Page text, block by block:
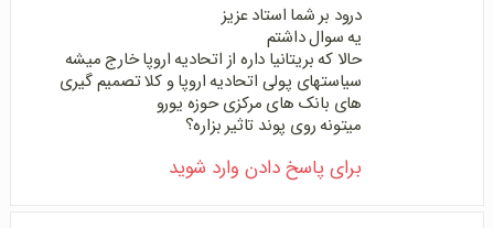
درود بر شما استاد عزیز
یه سوال داشتم
حالا که بریتانیا داره از اتحادیه اروپا خارج میشه
سیاستهای پولی اتحادیه اروپا و کلا تصمیم گیری
های بانک های مرکزی حوزه یورو
میتونه روی پوند تاثیر بزاره؟
برای پاسخ دادن وارد شوید